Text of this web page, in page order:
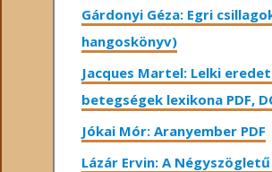
Gárdonyi Géza: Egri
hangoskönyv)
Jacques Martel: Lelki
betegségek lexikona PDF,
Jókai Mór: Aranyember PDF
Lázár Ervin: A